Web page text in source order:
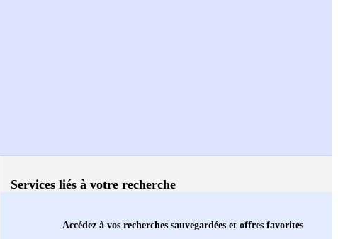
Services liés à votre recherche
Accédez à vos recherches sauvegardées et offres favorites